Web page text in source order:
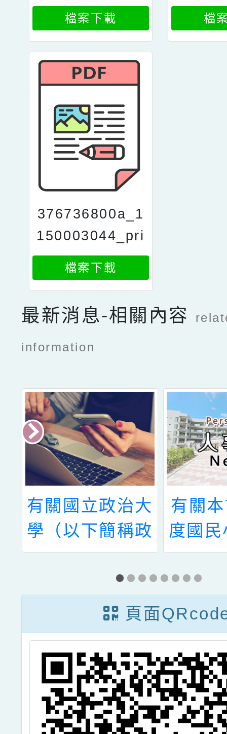
ach1
檔案下載 檔
376736800a_1
150003044_pri
nt
檔案下載
最新消息-相關內容
information
有關國立政治大
學（以下簡稱政
大）桃園創新校
區擬規劃試辦公
務人員進修專班
課程，請協助調
查所屬同仁進修
意願及課程需
求，請查照。
有關
度國
兒園
聘積
內介
頁面